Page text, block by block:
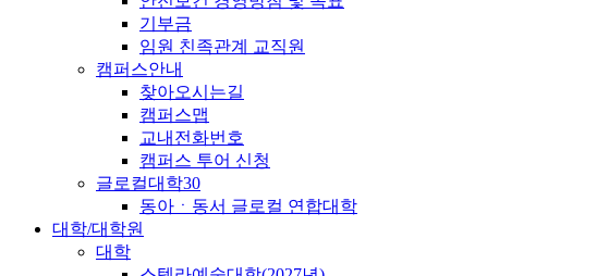
기부금
임원 친족관계 교직원
캠퍼스안내
찾아오시는길
캠퍼스맵
교내전화번호
캠퍼스 투어 신청
글로컬대학30
동아ㆍ동서 글로컬 연합대학
대학/대학원
대학